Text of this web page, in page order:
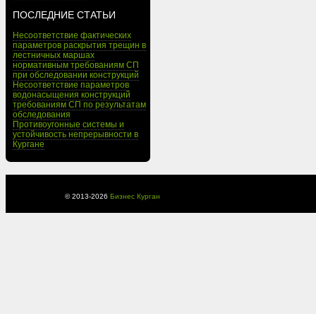
ПОСЛЕДНИЕ СТАТЬИ
Несоответствие фактических
параметров раскрытия трещин в
лестничных маршах
нормативным требованиям СП
при обследовании конструкций
Несоответствие параметров
водонасыщения конструкций
требованиям СП по результатам
обследования
Противоугонные системы и
устойчивость непрерывности в
Кургане
© 2013-2026 Бизнес Курган